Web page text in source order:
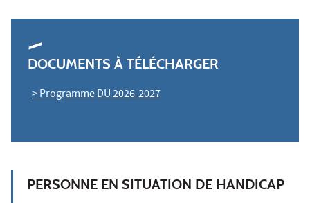
DOCUMENTS À TÉLÉCHARGER
> Programme DU 2026-2027
PERSONNE EN SITUATION DE HANDICAP